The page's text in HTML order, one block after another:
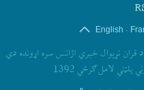
.
English
نړيوال خبري اژانس سره اړونده دي
لامل ګرځي 1392